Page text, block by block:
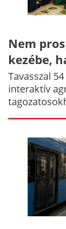
Nem
kezébe,
Tavasszal
interaktív